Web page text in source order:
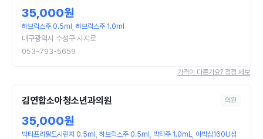
35,000원
하브릭스주 0.5ml, 하브릭스주 1.0ml
대구광역시 수성구 시지로
053-793-5659
가격이 다른가요? 정정 제보
김연합소아청소년과의원 의원
35,000원
박타프리필드시린지 0.5ml, 하브릭스주 0.5ml, 박타주 1.0mL, 아박심160U성